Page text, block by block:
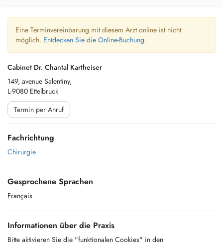
Eine Terminvereinbarung mit diesem Arzt online ist nicht
möglich. Entdecken Sie die Online-Buchung.
Cabinet Dr. Chantal Kartheiser
149, avenue Salentiny,
L-9080 Ettelbruck
Termin per Anruf
Fachrichtung
Chirurgie
Gesprochene Sprachen
Français
Informationen über die Praxis
Bitte aktivieren Sie die "funktionalen Cookies" in den